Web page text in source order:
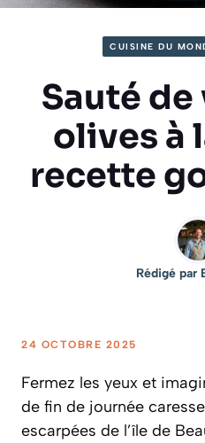
CUISINE DU
Sauté de
olives à
recette
Rédigé par
24 OCTOBRE 2025
Fermez les yeux et
de fin de journée
escarpées de l’île de